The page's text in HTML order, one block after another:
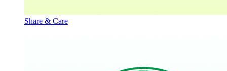
Share & Care